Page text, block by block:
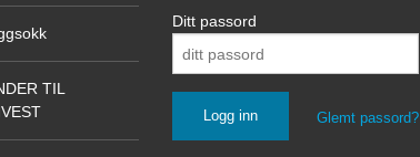
TIL
Ditt passord
Glemt passord?